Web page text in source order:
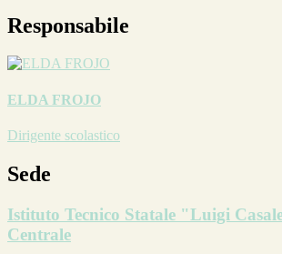
Responsabile
ELDA FROJO
Dirigente scolastico
Sede
Istituto Tecnico Statale "Luigi
Centrale